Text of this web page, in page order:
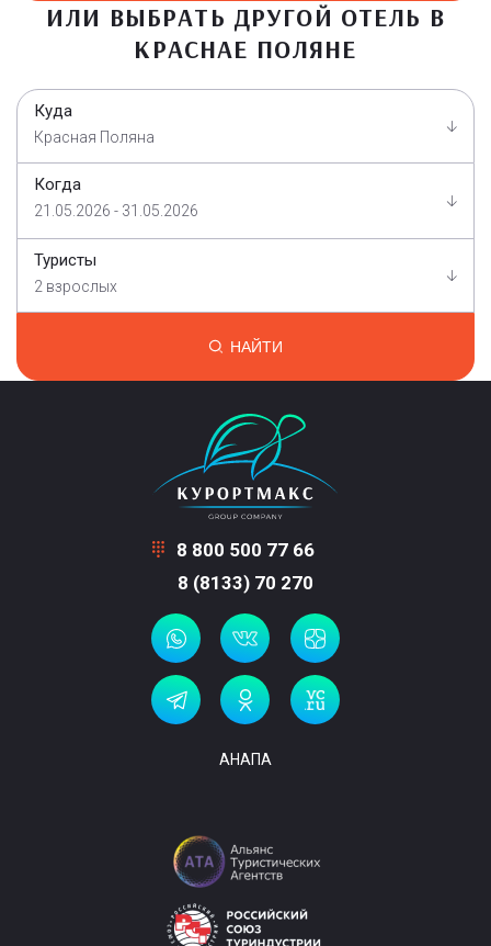
ИЛИ ВЫБРАТЬ ДРУГОЙ ОТЕЛЬ В
КРАСНАЕ ПОЛЯНЕ
Куда
Красная Поляна
Когда
21.05.2026 - 31.05.2026
Туристы
2 взрослых
НАЙТИ
8 800 500 77 66
8 (8133) 70 270
АНАПА